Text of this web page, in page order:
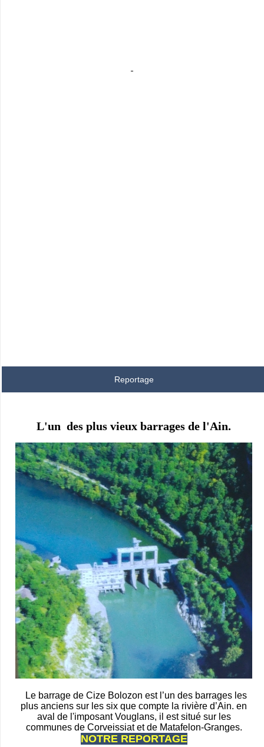
Reportage
L'un des plus vieux barrages de l'Ain.
Le barrage de Cize Bolozon est l’un des barrages les
plus anciens sur les six que compte la rivière d’Ain. en
aval de l'imposant Vouglans, il est situé sur les
communes de Corveissiat et de Matafelon-Granges.
NOTRE REPORTAGE